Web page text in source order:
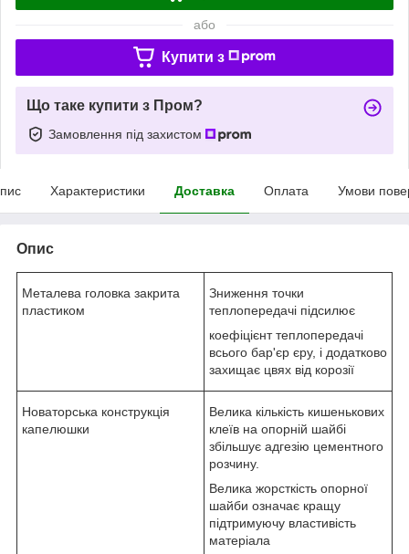
або
Купити з
Що таке купити з Пром?
Замовлення під захистом
Характеристики Доставка Оплата Умови
Опис
Металева головка закрита
пластиком
Зниження точки
теплопередачі підсилює
коефіцієнт теплопередачі
всього бар'єр єру, і додатково
захищає цвях від корозії
Новаторська конструкція
капелюшки
Велика кількість кишенькових
клеїв на опорній шайбі
збільшує адгезію цементного
розчину.
Велика жорсткість опорної
шайби означає кращу
підтримуючу властивість
матеріала